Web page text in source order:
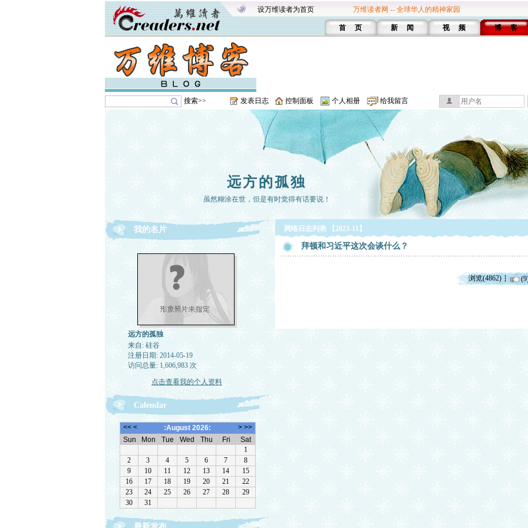
设万维读者为首页 万维读者网 -- 全球华人的精神家园
首 页 新 闻 视 频 博 客
搜索>> 发表日志 控制面板 个人相册 给我留言
远方的孤独
虽然糊涂在世，但是有时觉得有话要说！
我的名片
远方的孤独
来自: 硅谷
注册日期: 2014-05-19
访问总量: 1,606,983 次
点击查看我的个人资料
Calendar
网络日志列表 【2023-11】
拜顿和习近平这次会谈什么？
浏览(4862)